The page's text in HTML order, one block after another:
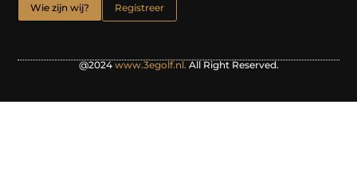
Wie zijn wij? Registreer
@2024 www.3egolf.nl. All Right Reserved.